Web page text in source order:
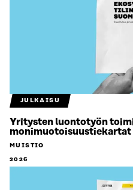
JULKAISU
Yritysten luontotyön
monimuotoisuustiekartat
MUISTIO
2026